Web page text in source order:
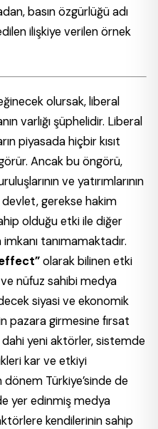
basın özgürlüğü adı
ilişkiye verilen örnek
olursak, liberal
varlığı şüphelidir. Liberal
piyasada hiçbir kısıt
Ancak bu öngörü,
ve yatırımlarının
devlet, gerekse hakim
olduğu etki ile diğer
tanımamaktadır.
olarak bilinen etki
nüfuz sahibi medya
siyasi ve ekonomik
pazara girmesine fırsat
yeni aktörler, sistemde
kar ve etkiyi
Türkiye’sinde de
yer edinmiş medya
kendilerinin sahip